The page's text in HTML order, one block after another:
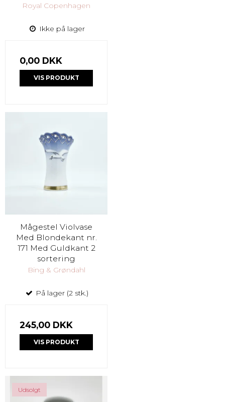
Royal Copenhagen
Ikke på lager
0,00 DKK
VIS PRODUKT
Mågestel Violvase
Med Blondekant nr.
171 Med Guldkant 2
sortering
Bing & Grøndahl
På lager (2 stk.)
245,00 DKK
VIS PRODUKT
Udsolgt